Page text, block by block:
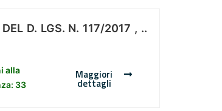
D. LGS. N. 117/2017 , ..
alla
33
Maggiori
dettagli